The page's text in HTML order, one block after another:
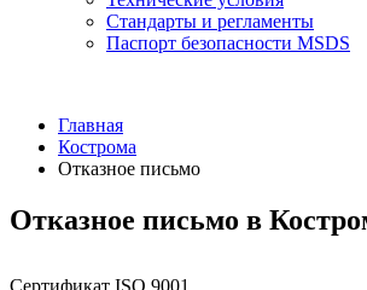
Стандарты и регламенты
Паспорт безопасности MSDS
Главная
Кострома
Отказное письмо
Отказное письмо в
Сертификат ISO 9001